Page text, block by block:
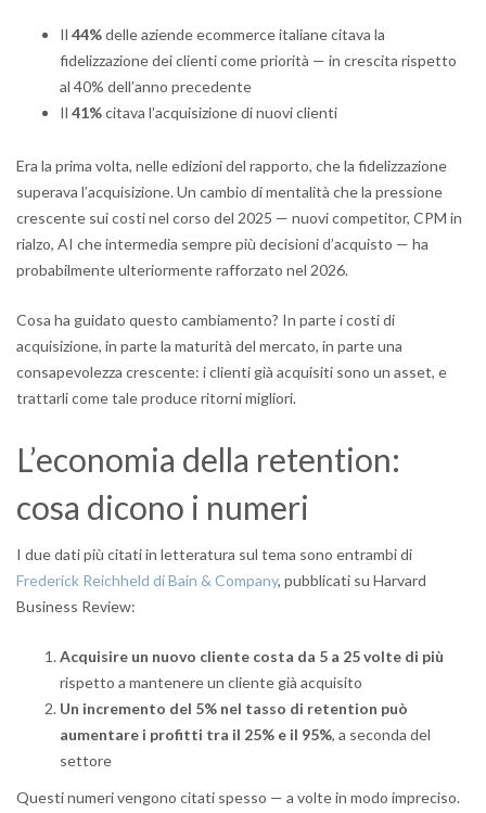
Il 44%delle aziende ecommerce italiane citava la
fidelizzazione dei clienti come priorità — in crescita rispetto
al 40% dell’anno precedente
Il 41%citava l’acquisizione di nuovi clienti
Era la prima volta, nelle edizioni del rapporto, che la fidelizzazione
superava l’acquisizione. Un cambio di mentalità che la pressione
crescente sui costi nel corso del 2025 — nuovi competitor, CPM in
rialzo, AI che intermedia sempre più decisioni d’acquisto — ha
probabilmente ulteriormente rafforzato nel 2026.
Cosa ha guidato questo cambiamento? In parte i costi di
acquisizione, in parte la maturità del mercato, in parte una
consapevolezza crescente: i clienti già acquisiti sono un asset, e
trattarli come tale produce ritorni migliori.
L’economia della retention:
cosa dicono i numeri
I due dati più citati in letteratura sul tema sono entrambi di
Frederick Reichheld di Bain & Company, pubblicati su Harvard
Business Review:
Acquisire un nuovo cliente costa da 5 a 25 volte di più
rispetto a mantenere un cliente già acquisito
Un incremento del 5% nel tasso di retention può
aumentare i profitti tra il 25% e il 95%, a seconda del
settore
Questi numeri vengono citati spesso — a volte in modo impreciso.